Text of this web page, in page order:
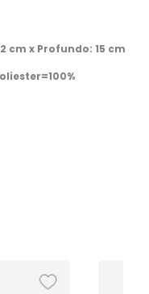
cm x Profundo: 15 cm